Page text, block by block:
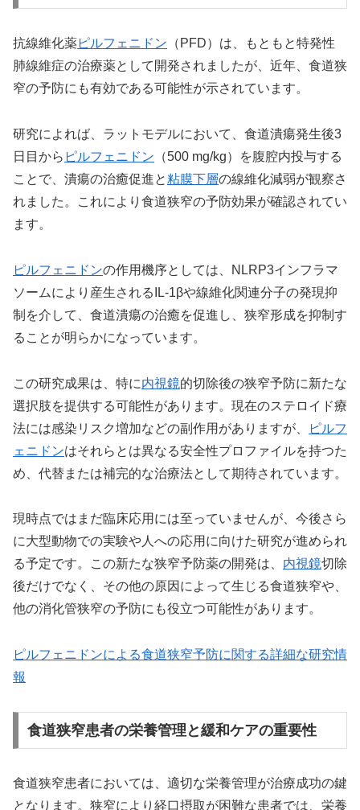
抗線維化薬ピルフェニドン （PFD）は、もともと特発性
肺線維症の治療薬として開発されましたが、近年、食道狭
窄の予防にも有効である可能性が示されています。
研究によれば、ラットモデルにおいて、食道潰瘍発生後3
日目から ピルフェニドン （500 mg/kg）を腹腔内投与する
ことで、潰瘍の治癒促進と粘膜下層の線維化減弱が観察さ
れました。これにより食道狭窄の予防効果が確認されてい
ます。
ピルフェニドンの作用機序としては、NLRP3インフラマ
ソームにより産生されるIL-1βや線維化関連分子の発現抑
制を介して、食道潰瘍の治癒を促進し、狭窄形成を抑制す
ることが明らかになっています。
この研究成果は、特に内視鏡的切除後の狭窄予防に新たな
選択肢を提供する可能性があります。現在のステロイド療
法には感染リスク増加などの副作用がありますが、
ピルフ
ェニドンはそれらとは異なる安全性プロファイルを持つた
め、代替または補完的な治療法として期待されています。
現時点ではまだ臨床応用には至っていませんが、今後さら
に大型動物での実験や人への応用に向けた研究が進められ
る予定です。この新たな狭窄予防薬の開発は、 内視鏡切除
後だけでなく、その他の原因によって生じる食道狭窄や、
他の消化管狭窄の予防にも役立つ可能性があります。
ピルフェニドンによる食道狭窄予防に関する詳細な研究情
報
食道狭窄患者の栄養管理と緩和ケアの重要性
食道狭窄患者においては、適切な栄養管理が治療成功の鍵
となります。狭窄により経口摂取が困難な患者では、栄養